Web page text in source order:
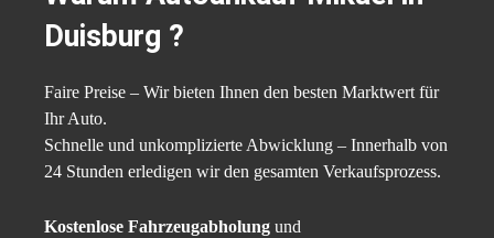
Duisburg ?
Faire Preise – Wir bieten Ihnen den besten Marktwert für
Ihr Auto.
Schnelle und unkomplizierte Abwicklung – Innerhalb von
24 Stunden erledigen wir den gesamten Verkaufsprozess.
Kostenlose Fahrzeugabholung und